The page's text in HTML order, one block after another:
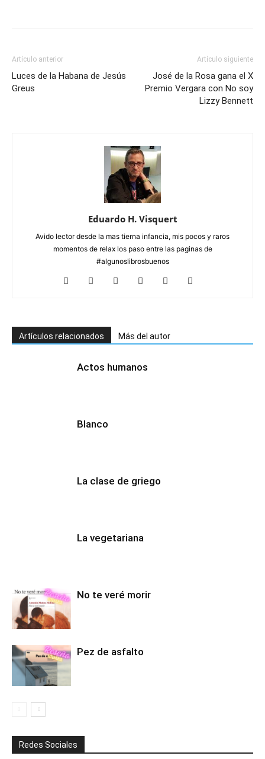
Artículo anterior
Luces de la Habana de Jesús
Greus
Artículo siguiente
José de la Rosa gana el X
Premio Vergara con No soy
Lizzy Bennett
Eduardo H. Visquert
Avido lector desde la mas tierna infancia, mis pocos y raros
momentos de relax los paso entre las paginas de
#algunoslibrosbuenos
Artículos relacionados Más del autor
Actos humanos
Blanco
La clase de griego
La vegetariana
No te veré morir
Pez de asfalto
Redes Sociales